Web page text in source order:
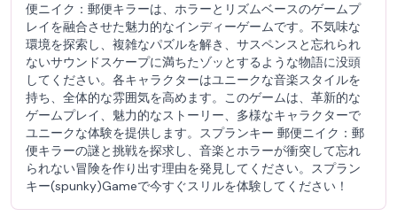
便ニイク：郵便キラーは、ホラーとリズムベースのゲームプ
レイを融合させた魅力的なインディーゲームです。不気味な
環境を探索し、複雑なパズルを解き、サスペンスと忘れられ
ないサウンドスケープに満ちたゾッとするような物語に没頭
してください。各キャラクターはユニークな音楽スタイルを
持ち、全体的な雰囲気を高めます。このゲームは、革新的な
ゲームプレイ、魅力的なストーリー、多様なキャラクターで
ユニークな体験を提供します。スプランキー 郵便ニイク：郵
便キラーの謎と挑戦を探求し、音楽とホラーが衝突して忘れ
られない冒険を作り出す理由を発見してください。スプラン
キー(spunky)Gameで今すぐスリルを体験してください！